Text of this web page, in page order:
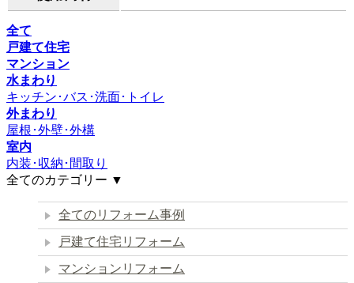
全て
戸建て住宅
マンション
水まわり
キッチン･バス･洗面･トイレ
外まわり
屋根･外壁･外構
室内
内装･収納･間取り
全てのカテゴリー ▼
全てのリフォーム事例
戸建て住宅リフォーム
マンションリフォーム